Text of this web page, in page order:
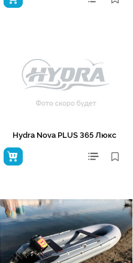
Hydra Nova PLUS 365 Люкс